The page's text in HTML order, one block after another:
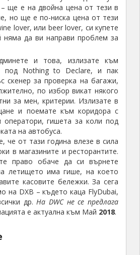
ще е на двойна цена от тези в
но ще е по-ниска цена от тези
lover, или beer lover, си купете
няма да ви направи проблем за
и това, излизате към
под Nothing to Declare, и пак
скенер за проверка на багажи,
по избор викат някого
за мен, критерии. Излизате в
и поемате към коридора с
оператори, гишета за коли под
на автобуса.
че от тази година влезе в сила
в магазините и ресторантите.
право обаче да си върнете
летището има гише, на което
касовите бележки. За сега
на DXB – където каца FlyDubai,
др.На DWC не се предлага
е актуална към Май 2018.